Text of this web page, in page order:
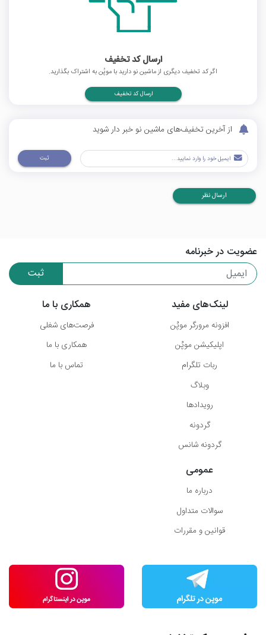
ارسال کد تخفیف
اگر کد تخفیف دیگری از ماشین نو دارید با موپُن به اشتراک بگذارید.
ارسال کد تخفیف
از آخرین تخفیف‌های ماشین نو خبر دار شوید
ثبت
ارسال نظر
عضویت در خبرنامه
ثبت
لینک‌های مفید
افزونه مرورگر موپُن
اپلیکیشن موپُن
ربات تلگرام
وبلاگ
رویدادها
گردونه
گردونه شانس
همکاری با ما
فرصت‌های شغلی
همکاری با ما
تماس با ما
عمومی
درباره ما
سوالات متداول
قوانین و مقررات